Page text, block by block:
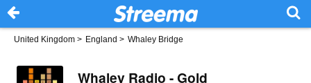
United Kingdom > England > Whaley Bridge
Whaley Radio - Gold